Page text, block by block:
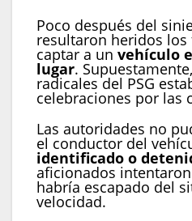
Poco después del
resultaron heridos los
captar a un vehículo
lugar.
radicales del PSG
celebraciones por las
Las autoridades no
el conductor del
identificado o
aficionados
habría escapado del
velocidad.